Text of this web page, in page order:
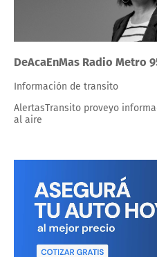
DeAcaEnMas Radio Metro
Información de transito
AlertasTransito proveyo
al aire